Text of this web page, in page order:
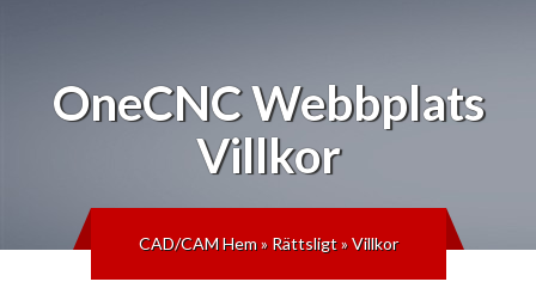
OneCNCWebbplats
Villkor
CAD/CAM Hem» Rättsligt»Villkor